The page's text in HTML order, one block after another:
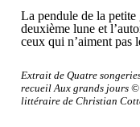
La pendule de la petite
deuxième lune et
ceux qui n’aiment pas
Extrait de Quatre
recueil Aux grands jours
littéraire de Christian